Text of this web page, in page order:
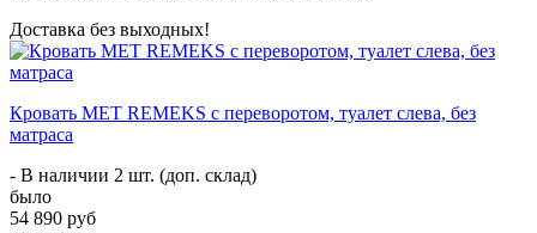
Доставка без выходных!
Кровать МЕТ REMEKS с переворотом, туалет слева, без
матраса
- В наличии 2 шт. (доп. склад)
было
54 890 руб